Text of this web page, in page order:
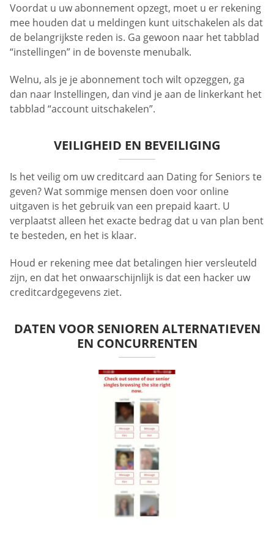
Voordat u uw abonnement opzegt, moet u er rekening
mee houden dat u meldingen kunt uitschakelen als dat
de belangrijkste reden is. Ga gewoon naar het tabblad
“instellingen” in de bovenste menubalk.
Welnu, als je je abonnement toch wilt opzeggen, ga
dan naar Instellingen, dan vind je aan de linkerkant het
tabblad “account uitschakelen”.
VEILIGHEID EN BEVEILIGING
Is het veilig om uw creditcard aan Dating for Seniors te
geven? Wat sommige mensen doen voor online
uitgaven is het gebruik van een prepaid kaart. U
verplaatst alleen het exacte bedrag dat u van plan bent
te besteden, en het is klaar.
Houd er rekening mee dat betalingen hier versleuteld
zijn, en dat het onwaarschijnlijk is dat een hacker uw
creditcardgegevens ziet.
DATEN VOOR SENIOREN ALTERNATIEVEN
EN CONCURRENTEN